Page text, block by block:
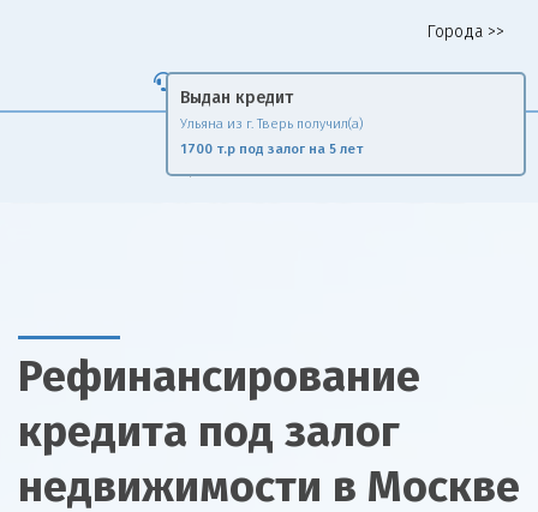
Города >>
Fin Rise
Рефинансирование
кредита под залог
недвижимости в Москве
Выдан кредит
Ульяна из г. Тверь получил(а)
1700 т.р под залог на 5 лет